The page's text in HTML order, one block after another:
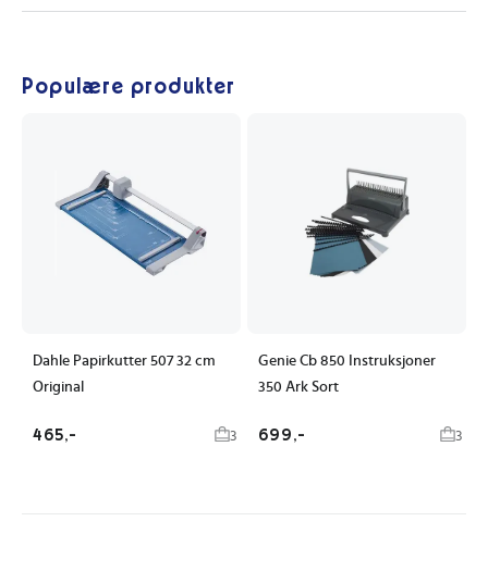
Populære produkter
Dahle Papirkutter 507 32 cm
Original
465,- 3
Genie Cb 850 Instruksjoner
350 Ark Sort
699,- 3